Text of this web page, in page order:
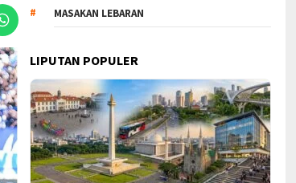
MASAKAN LEBARAN
LIPUTAN POPULER